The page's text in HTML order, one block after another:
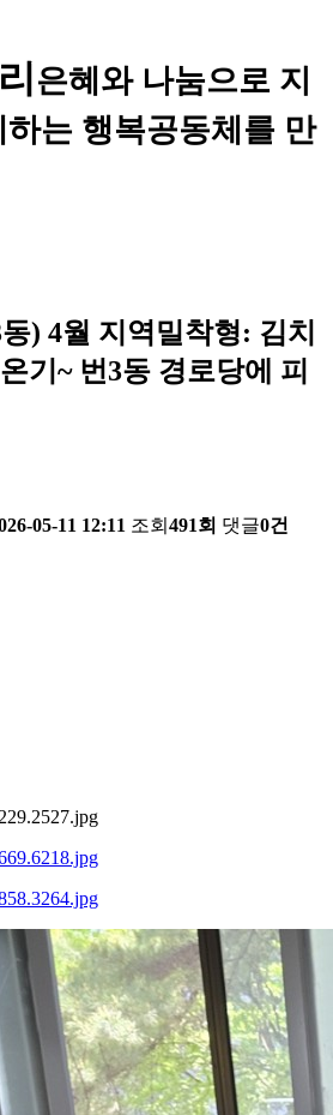
은혜와 나눔으로 지
는 행복공동체를 만
) 4월 지역밀착형: 김치
기~ 번3동 경로당에 피
05-11 12:11 조회 491회 댓글0건